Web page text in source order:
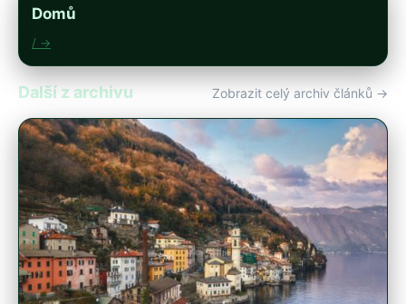
Domů
/ →
Další z archivu Zobrazit celý archiv článků →